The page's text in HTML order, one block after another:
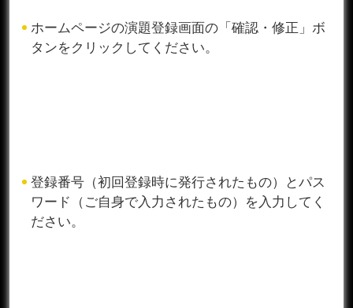
ホームページの演題登録画面の「確認・修正」ボ
タンをクリックしてください。
登録番号（初回登録時に発行されたもの）とパス
ワード（ご自身で入力されたもの）を入力してく
ださい。